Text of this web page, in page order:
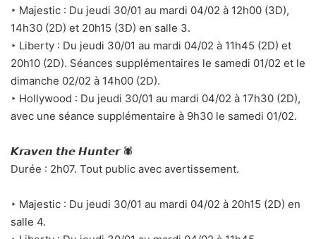
‣ Majestic : Du jeudi 30/01 au mardi 04/02 à 12h00 (3D),
14h30 (2D) et 20h15 (3D) en salle 3.
‣ Liberty : Du jeudi 30/01 au mardi 04/02 à 11h45 (2D) et
20h10 (2D). Séances supplémentaires le samedi 01/02 et le
dimanche 02/02 à 14h00 (2D).
‣ Hollywood : Du jeudi 30/01 au mardi 04/02 à 17h30 (2D),
avec une séance supplémentaire à 9h30 le samedi 01/02.
𝙆𝙧𝙖𝙫𝙚𝙣 𝙩𝙝𝙚 𝙃𝙪𝙣𝙩𝙚𝙧 🕷️
Durée : 2h07. Tout public avec avertissement.
‣ Majestic : Du jeudi 30/01 au mardi 04/02 à 20h15 (2D) en
salle 4.